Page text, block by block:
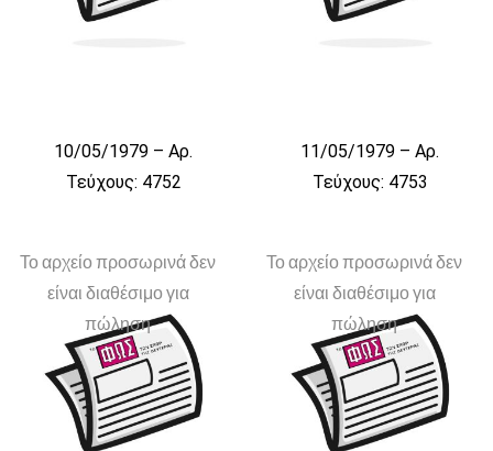
10/05/1979 – Αρ.
Τεύχους: 4752
11/05/1979 – Αρ.
Τεύχους: 4753
Το αρχείο προσωρινά δεν
είναι διαθέσιμο για
πώληση
Το αρχείο προσωρινά δεν
είναι διαθέσιμο για
πώληση